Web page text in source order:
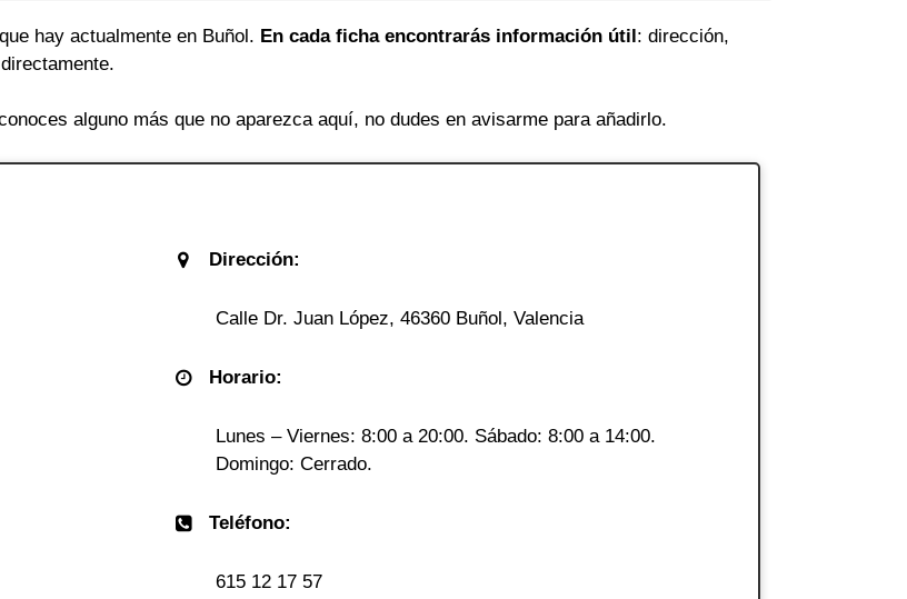
hay actualmente en Buñol. En cada ficha encontrarás información útil: dirección,
alguno más que no aparezca aquí, no dudes en avisarme para añadirlo.
Dirección:
Calle Dr. Juan López, 46360 Buñol, Valencia
Horario:
Lunes – Viernes: 8:00 a 20:00. Sábado: 8:00 a 14:00.
Domingo: Cerrado.
Teléfono:
615 12 17 57